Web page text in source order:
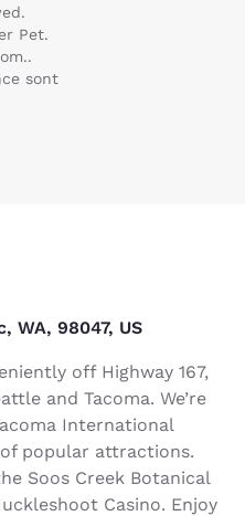
Pet.
sont
WA, 98047, US
off Highway 167,
and Tacoma. We’re
International
popular attractions.
Soos Creek Botanical
Casino. Enjoy